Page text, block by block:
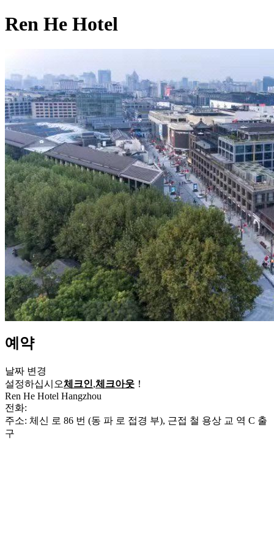
Ren He Hotel
예약
날짜 변경
설정하십시오체크인,체크아웃 ！
Ren He Hotel Hangzhou
전화:
주소: 체신 로 86 번 (동 파 로 접경 부), 근접 철 용상 교 역 C 출
구